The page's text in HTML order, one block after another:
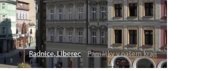
Radnice, Liberec Památky v našem kraji